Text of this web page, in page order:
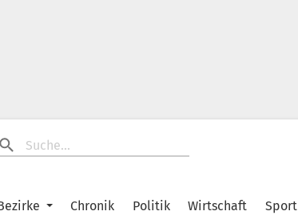
Chronik Politik Wirtschaft Sport